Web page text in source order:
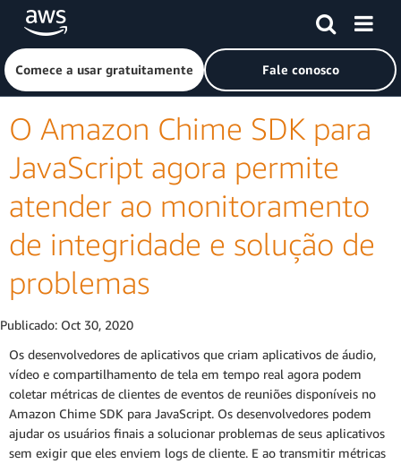
Pular para o conteúdo principal
Clique aqui para voltar à página inicial da Amazon Web
Comece a usar gratuitamente Fale conosco
O Amazon Chime SDK para
JavaScript agora permite
atender ao monitoramento
de integridade e solução de
problemas
Publicado: Oct 30, 2020
Os desenvolvedores de aplicativos que criam aplicativos de áudio,
vídeo e compartilhamento de tela em tempo real agora podem
coletar métricas de clientes de eventos de reuniões disponíveis no
Amazon Chime SDK para JavaScript. Os desenvolvedores podem
ajudar os usuários finais a solucionar problemas de seus aplicativos
sem exigir que eles enviem logs de cliente. E ao transmitir métricas